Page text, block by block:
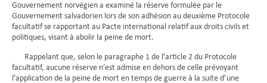
Gouvernement norvégien a examiné la réserve formulée par le
Gouvernement salvadorien lors de son adhésion au deuxième Protocole
facultatif se rapportant au Pacte international relatif aux droits civils et
politiques, visant à abolir la peine de mort.
Rappelant que, selon le paragraphe 1 de l’article 2 du Protocole
facultatif, aucune réserve n’est admise en dehors de celle prévoyant
l’application de la peine de mort en temps de guerre à la suite d’une